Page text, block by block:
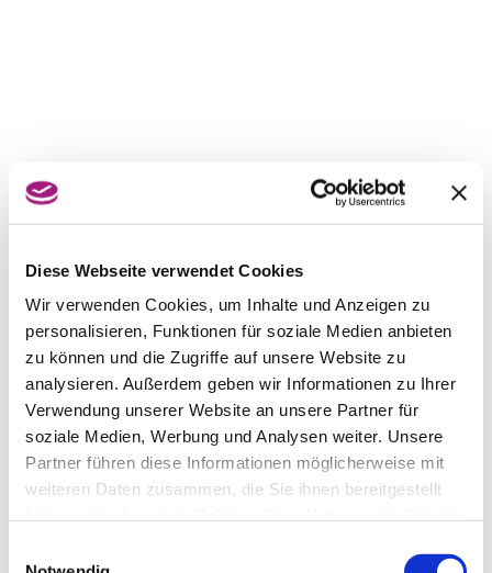
Diese Webseite verwendet Cookies
Wir verwenden Cookies, um Inhalte und Anzeigen zu
personalisieren, Funktionen für soziale Medien anbieten
zu können und die Zugriffe auf unsere Website zu
analysieren. Außerdem geben wir Informationen zu Ihrer
Verwendung unserer Website an unsere Partner für
soziale Medien, Werbung und Analysen weiter. Unsere
Partner führen diese Informationen möglicherweise mit
weiteren Daten zusammen, die Sie ihnen bereitgestellt